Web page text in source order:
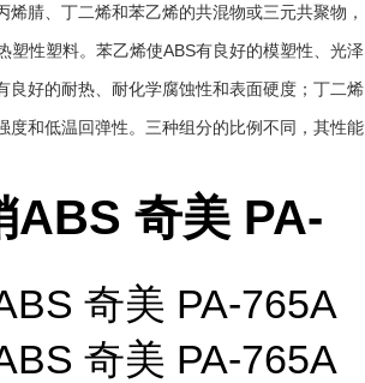
烯腈、丁二烯和苯乙烯的共混物或三元共聚物，
塑性塑料。苯乙烯使ABS有良好的模塑性、光泽
良好的耐热、耐化学腐蚀性和表面硬度；丁二烯
度和低温回弹性。三种组分的比例不同，其性能
ABS 奇美 PA-
奇美 PA-765A
奇美 PA-765A